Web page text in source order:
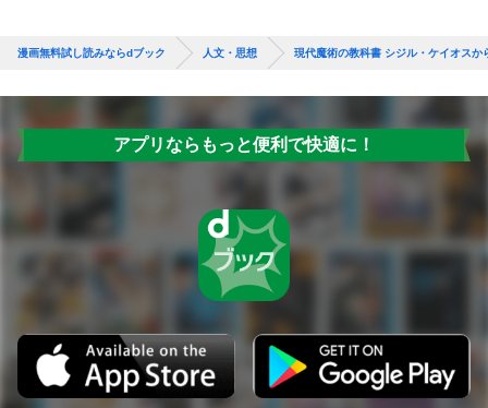
漫画無料試し読みならdブック 人文・思想 現代魔術の教科書 シジル・ケイオス
アプリならもっと便利で快適に！